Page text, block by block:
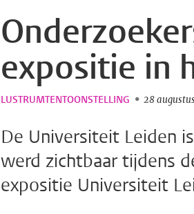
expositie in
LUSTRUMTENTOONSTELLING 28
De Universiteit Leiden
werd zichtbaar tijdens
expositie Universiteit